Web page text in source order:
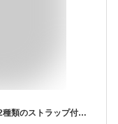
【お買い物マラソン 5%OFF】 双眼鏡 10倍 2種類のストラップ付き 軽量・コンパクト 登山などのアウトドアからライブ観戦まで 送料無料